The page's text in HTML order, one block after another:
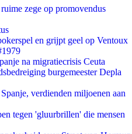
zege op promovendus
en grijpt geel op Ventoux
na migratiecrisis Ceuta
burgemeester Depla
verdienden miljoenen aan
tegen 'gluurbrillen' die mensen